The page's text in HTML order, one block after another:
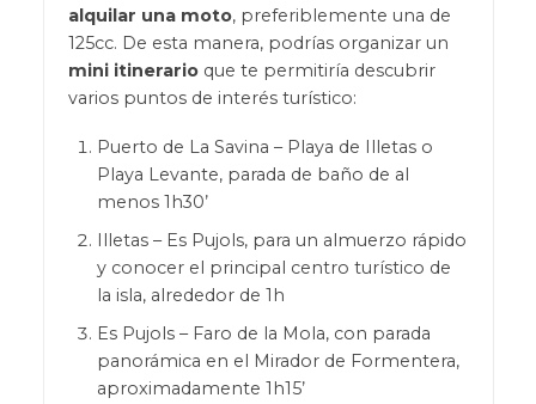
alquilar una moto, preferiblemente una de
125cc. De esta manera, podrías organizar un
mini itinerarioque te permitiría descubrir
varios puntos de interés turístico:
Puerto de La Savina – Playa de Illetas o
Playa Levante, parada de baño de al
menos 1h30’
Illetas – Es Pujols, para un almuerzo rápido
y conocer el principal centro turístico de
la isla, alrededor de 1h
Es Pujols – Faro de la Mola, con parada
panorámica en el Mirador de Formentera,
aproximadamente 1h15’